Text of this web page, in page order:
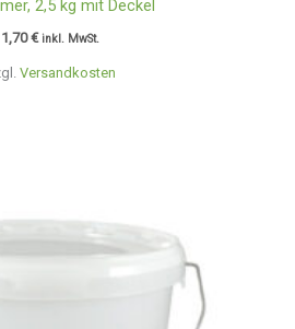
Versandkosten
2,5 kg mit Deckel
1,70€ inkl. MwSt.